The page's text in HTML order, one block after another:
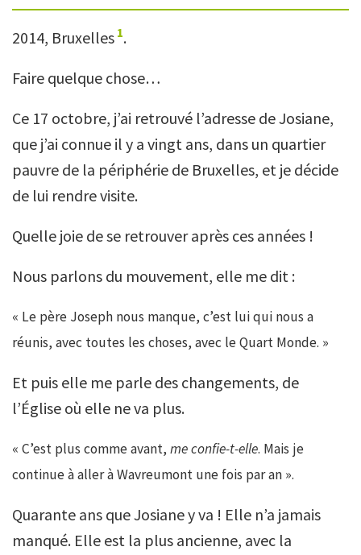
2014, Bruxelles 1.
Faire quelque chose…
Ce 17 octobre, j’ai retrouvé l’adresse de Josiane,
que j’ai connue il y a vingt ans, dans un quartier
pauvre de la périphérie de Bruxelles, et je décide
de lui rendre visite.
Quelle joie de se retrouver après ces années !
Nous parlons du mouvement, elle me dit :
« Le père Joseph nous manque, c’est lui qui nous a
réunis, avec toutes les choses, avec le Quart Monde. »
Et puis elle me parle des changements, de
l’Église où elle ne va plus.
« C’est plus comme avant,me confie-t-elle. Mais je
continue à aller à Wavreumont une fois par an ».
Quarante ans que Josiane y va ! Elle n’a jamais
manqué. Elle est la plus ancienne, avec la